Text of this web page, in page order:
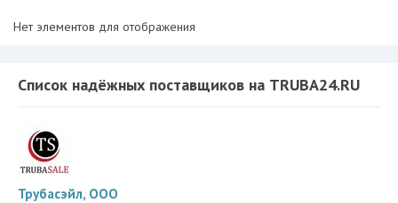
Нет элементов для отображения
Список надёжных поставщиков на TRUBA24.RU
Трубасэйл, ООО